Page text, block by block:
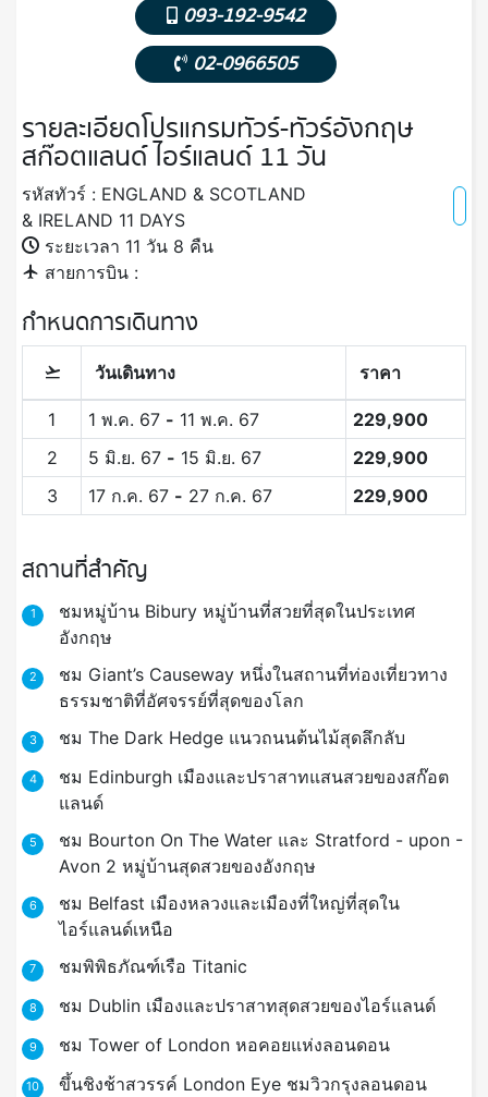
093-192-9542
02-0966505
รายละเอียดโปรแกรมทัวร์-ทัวร์อังกฤษ
สก๊อตแลนด์ ไอร์แลนด์ 11 วัน
รหัสทัวร์ : ENGLAND & SCOTLAND
& IRELAND 11 DAYS
ระยะเวลา 11 วัน 8 คืน
สายการบิน :
กำหนดการเดินทาง
วันเดินทาง ราคา
1 1 พ.ค. 67 - 11 พ.ค. 67
229,900
2
5 มิ.ย. 67 - 15 มิ.ย. 67
229,900
3
17 ก.ค. 67 - 27 ก.ค. 67 229,900
สถานที่สำคัญ
1
ชมหมู่บ้าน Bibury หมู่บ้านที่สวยที่สุดในประเทศ
อังกฤษ
2
ชม Giant’s Causeway หนึ่งในสถานที่ท่องเที่ยวทาง
ธรรมชาติที่อัศจรรย์ที่สุดของโลก
3 ชม The Dark Hedge แนวถนนต้นไม้สุดลึกลับ
4
ชม Edinburgh เมืองและปราสาทแสนสวยของสก๊อต
แลนด์
5
ชม Bourton On The Water และ Stratford - upon -
Avon 2 หมู่บ้านสุดสวยของอังกฤษ
6
ชม Belfast เมืองหลวงและเมืองที่ใหญ่ที่สุดใน
ไอร์แลนด์เหนือ
7 ชมพิพิธภัณฑ์เรือ Titanic
8 ชม Dublin เมืองและปราสาทสุดสวยของไอร์แลนด์
9 ชม Tower of London หอคอยแห่งลอนดอน
10 ขึ้นชิงช้าสวรรค์ London Eye ชมวิวกรุงลอนดอน